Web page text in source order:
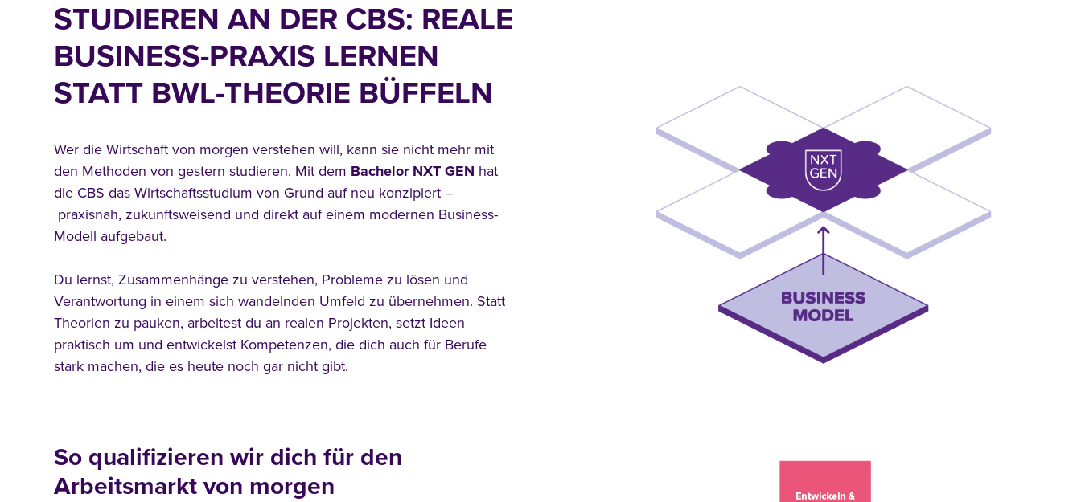
STUDIEREN AN DER CBS: REALE
BUSINESS-PRAXIS LERNEN
STATT BWL-THEORIE BÜFFELN
Wer die Wirtschaft von morgen verstehen will, kann sie nicht mehr mit
den Methoden von gestern studieren. Mit dem Bachelor NXT GEN hat
die CBS das Wirtschaftsstudium von Grund auf neu konzipiert –
praxisnah, zukunftsweisend und direkt auf einem modernen Business-
Modell aufgebaut.
Du lernst, Zusammenhänge zu verstehen, Probleme zu lösen und
Verantwortung in einem sich wandelnden Umfeld zu übernehmen. Statt
Theorien zu pauken, arbeitest du an realen Projekten, setzt Ideen
praktisch um und entwickelst Kompetenzen, die dich auch für Berufe
stark machen, die es heute noch gar nicht gibt.
So qualifizieren wir dich für den
Arbeitsmarkt von morgen